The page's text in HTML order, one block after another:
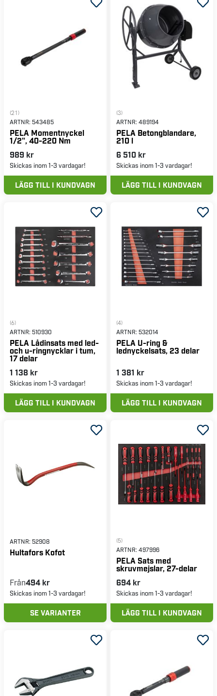
(21)
ARTNR: 543485
PELA Momentnyckel
1/2", 40-220 Nm
989 kr
Skickas inom 1-3 vardagar!
LÄGG TILL I KUNDVAGN
(3)
ARTNR: 489194
PELA Betongblandare,
210 l
6 510 kr
Skickas inom 1-3 vardagar!
LÄGG TILL I KUNDVAGN
(6)
ARTNR: 510930
PELA Lådinsats med led-
och u-ringnycklar i tum,
17 delar
1 138 kr
Skickas inom 1-3 vardagar!
LÄGG TILL I KUNDVAGN
(4)
ARTNR: 532014
PELA U-ring &
lednyckelsats, 23 delar
1 381 kr
Skickas inom 1-3 vardagar!
LÄGG TILL I KUNDVAGN
ARTNR: 52908
Hultafors Kofot
Från494 kr
Skickas inom 1-3 vardagar!
SE VARIANTER
(5)
ARTNR: 497996
PELA Sats med
skruvmejslar, 27-delar
694 kr
Skickas inom 1-3 vardagar!
LÄGG TILL I KUNDVAGN